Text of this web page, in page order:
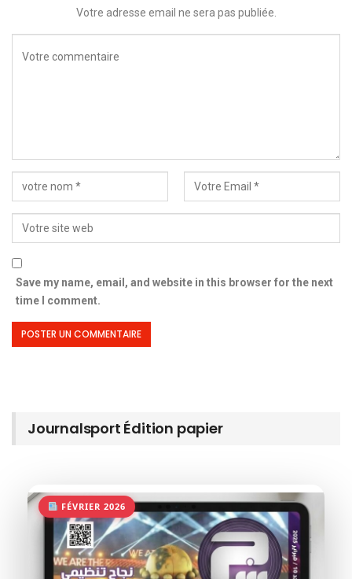
Votre adresse email ne sera pas publiée.
Save my name, email, and website in this browser for the next
time I comment.
Journalsport Édition papier
FÉVRIER 2026